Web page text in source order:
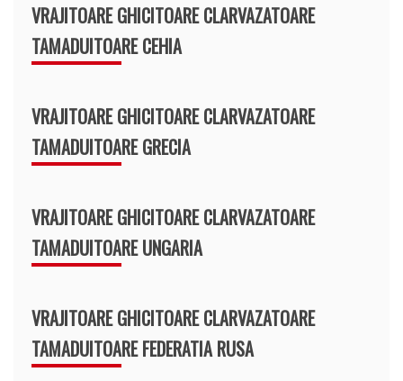
VRAJITOARE GHICITOARE CLARVAZATOARE
TAMADUITOARE CEHIA
VRAJITOARE GHICITOARE CLARVAZATOARE
TAMADUITOARE GRECIA
VRAJITOARE GHICITOARE CLARVAZATOARE
TAMADUITOARE UNGARIA
VRAJITOARE GHICITOARE CLARVAZATOARE
TAMADUITOARE FEDERATIA RUSA